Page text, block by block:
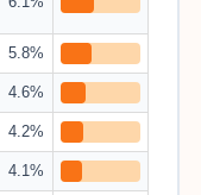
5.8%
4.6%
4.2%
4.1%